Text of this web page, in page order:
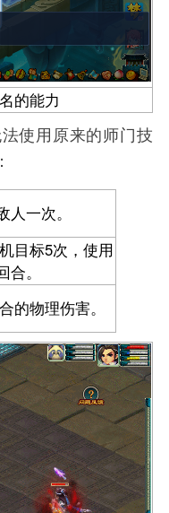
的能力
使用原来的师门技
一次。
目标5次，使用
。
的物理伤害。